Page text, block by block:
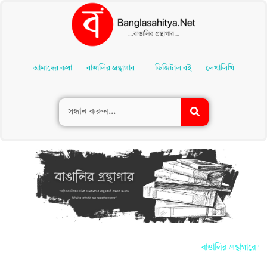
Contentআমাদের কথা বাঙালির গ্রন্থাগার ডিজিটাল বই লেখালিখি
বাঙালির গ্রন্থাগারে